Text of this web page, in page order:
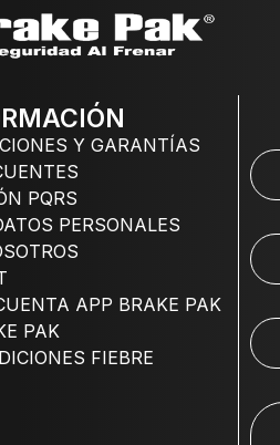
Y GARANTÍAS
PQRS
PERSONALES
APP BRAKE PAK
PAK
FIEBRE